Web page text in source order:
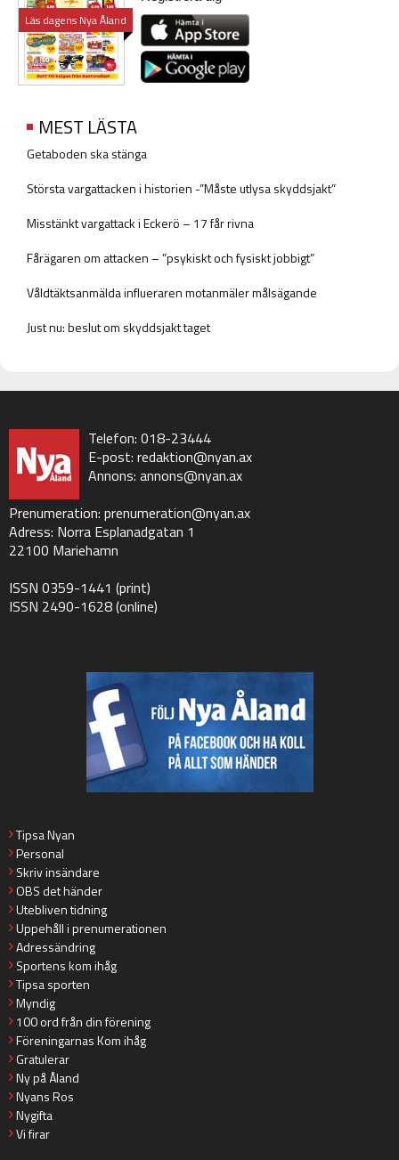
Läs dagens Nya Åland
MEST LÄSTA
Getaboden ska stänga
Största vargattacken i historien -”Måste utlysa skyddsjakt”
Misstänkt vargattack i Eckerö – 17 får rivna
Fårägaren om attacken – ”psykiskt och fysiskt jobbigt”
Våldtäktsanmälda influeraren motanmäler målsägande
Just nu: beslut om skyddsjakt taget
Telefon: 018-23444
E-post: redaktion@nyan.ax
Annons: annons@nyan.ax
Prenumeration: prenumeration@nyan.ax
Adress: Norra Esplanadgatan 1
22100 Mariehamn
ISSN 0359-1441 (print)
ISSN 2490-1628 (online)
Tipsa Nyan
Personal
Skriv insändare
OBS det händer
Utebliven tidning
Uppehåll i prenumerationen
Adressändring
Sportens kom ihåg
Tipsa sporten
Myndig
100 ord från din förening
Föreningarnas Kom ihåg
Gratulerar
Ny på Åland
Nyans Ros
Nygifta
Vi firar